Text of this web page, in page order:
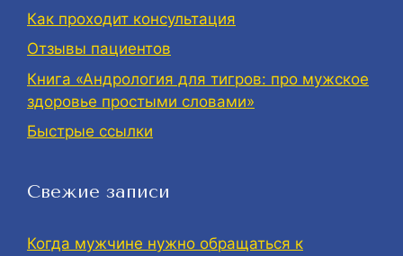
Как проходит консультация
Отзывы пациентов
Книга «Андрология для тигров: про мужское
здоровье простыми словами»
Быстрые ссылки
Свежие записи
Когда мужчине нужно обращаться к